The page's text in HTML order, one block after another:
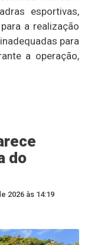
esportivas,
a realização
para
a operação,
do
2026 às 14:19